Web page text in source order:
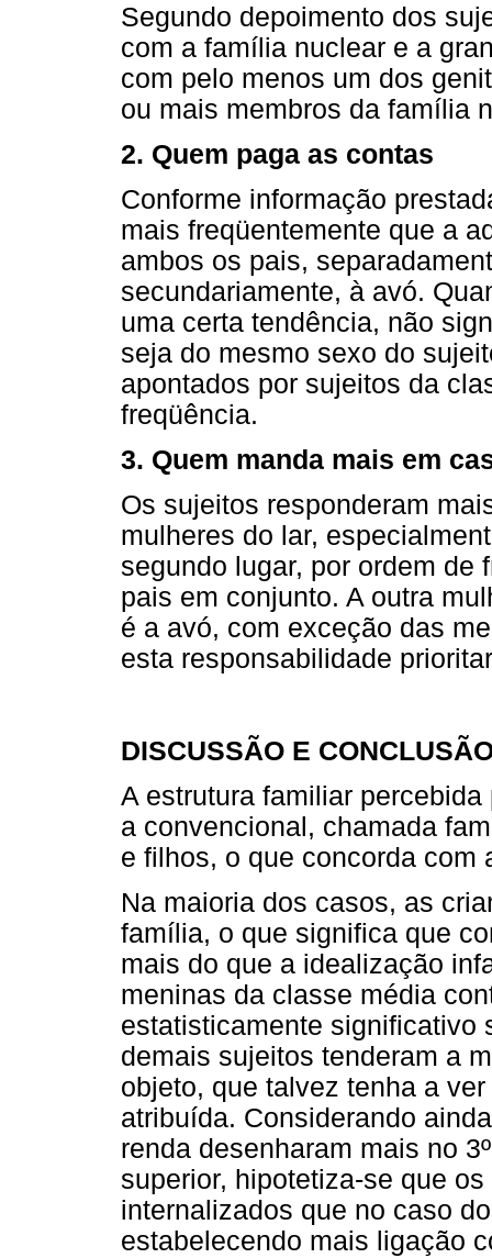
Segundo depoimento dos
com a família nuclear e a
com pelo menos um dos
ou mais membros da família
2. Quem paga as contas
Conforme informação
mais freqüentemente que a
ambos os pais,
secundariamente, à avó.
uma certa tendência, não
seja do mesmo sexo do
apontados por sujeitos da
freqüência.
3. Quem manda mais em
Os sujeitos responderam
mulheres do lar,
segundo lugar, por ordem de
pais em conjunto. A outra
é a avó, com exceção das
esta responsabilidade
DISCUSSÃO E
A estrutura familiar
a convencional, chamada
e filhos, o que concorda com
Na maioria dos casos, as
família, o que significa que
mais do que a idealização
meninas da classe média
estatisticamente significativo
demais sujeitos tenderam a
objeto, que talvez tenha a
atribuída. Considerando
renda desenharam mais no
superior, hipotetiza-se que
internalizados que no caso
estabelecendo mais ligação